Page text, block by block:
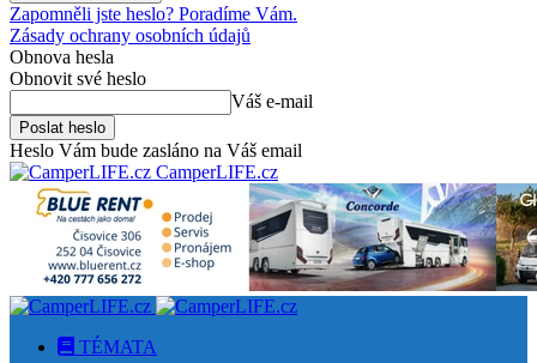
Zapomněli jste heslo? Poradíme Vám.
Zásady ochrany osobních údajů
Obnova hesla
Obnovit své heslo
Váš e-mail
Heslo Vám bude zasláno na Váš email
CamperLIFE.cz
TÉMATA